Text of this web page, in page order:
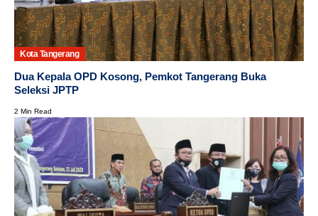
Kota Tangerang
Dua Kepala OPD Kosong, Pemkot Tangerang Buka
Seleksi JPTP
2 Min Read